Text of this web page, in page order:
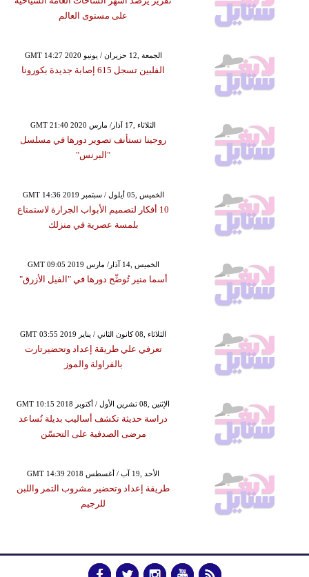
على مستوى العالم
GMT 14:27 2020 الجمعة ,12 حزيران / يونيو
الفلبين تسجل 615 إصابة جديدة بكورونا
GMT 21:40 2020 الثلاثاء ,17 آذار/ مارس
روجينا تستأنف تصوير دورها في مسلسل
"البرنس"
GMT 14:36 2019 الخميس ,05 أيلول / سبتمبر
10 أفكار لتصميم الأبواب الجرارة لاستمتاع
بلمسة عصرية في منزلك
GMT 09:05 2019 الخميس ,14 آذار/ مارس
أسما منير تُوضِّح دورها في "الفيل الأزرق"
GMT 03:55 2019 الثلاثاء ,08 كانون الثاني / يناير
تعرفي علي طريقة إعداد وتحضيرتارت
بالفراولة والموز
GMT 10:15 2018 الإثنين ,08 تشرين الأول / أكتوبر
دراسة حديثة تكشف أساليب بديلة تُساعد
مرضى الصدفية على التحسّن
GMT 14:39 2018 الأحد ,19 آب / أغسطس
طريقة إعداد وتحضير مشروب التمر واللبن
للرجيم